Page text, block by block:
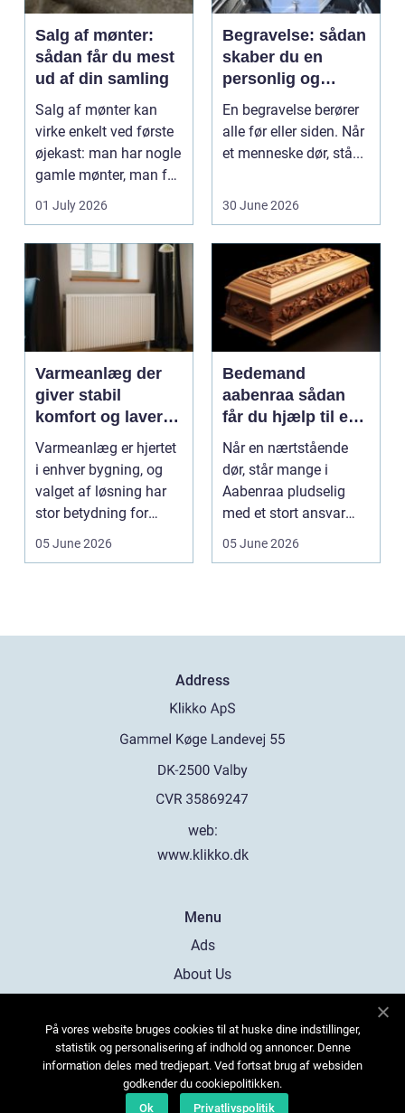
Salg af mønter:
sådan får du mest
ud af din samling
Salg af mønter kan
virke enkelt ved første
øjekast: man har nogle
gamle mønter, man får
dem vurderet...
01 July 2026
Begravelse: sådan
skaber du en
personlig og
respektfuld afsked
En begravelse berører
alle før eller siden. Når
et menneske dør, stå...
30 June 2026
Varmeanlæg der
giver stabil
komfort og lavere
energiregning
Varmeanlæg er hjertet
i enhver bygning, og
valget af løsning har
stor betydning for
b&a...
05 June 2026
Bedemand
aabenraa sådan
får du hjælp til en
værdig afsked
Når en nærtstående
dør, står mange i
Aabenraa pludselig
med et stort ansvar
midt i sorgen.
05 June 2026
Address
web:
www.klikko.dk
Menu
Ads
About Us
Contact
Sitemap
På vores website bruges cookies til at huske dine indstillinger,
statistik og personalisering af indhold og annoncer. Denne
information deles med tredjepart. Ved fortsat brug af websiden
godkender du cookiepolitikken.
Ok
Privatlivspolitik